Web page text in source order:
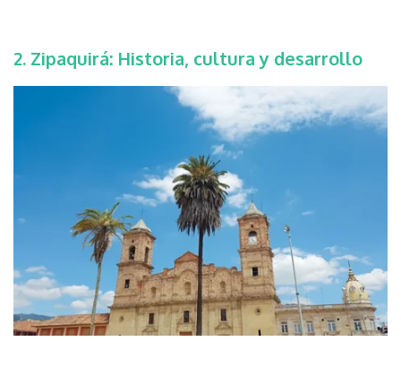
2. Zipaquirá: Historia, cultura y desarrollo